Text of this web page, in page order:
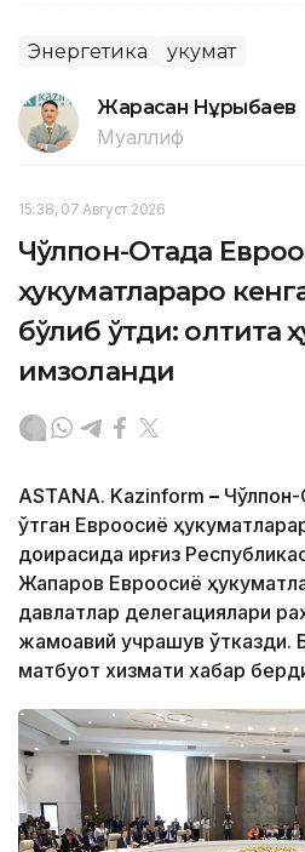
Энергетика Ҳукумат
Жарасқан Нұрыбаев
Муаллиф
15:38, 07 Август 2026
Чўлпон-Отада
ҳукуматлараро
бўлиб ўтди: олтита
имзоланди
ASTANA. Kazinform –
ўтган Евроосиё
доирасида Қирғиз
Жапаров Евроосиё
давлатлар делегациялари
жамоавий учрашув ўтказди.
матбуот хизмати хабар